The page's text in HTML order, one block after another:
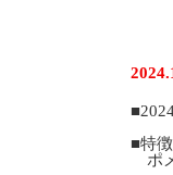
■特
ポ